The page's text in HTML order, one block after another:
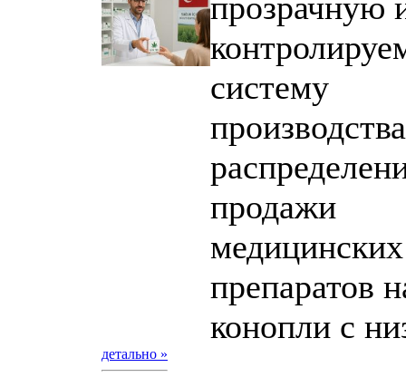
систему
продажи
медицинских
препаратов
конопли с
детально »